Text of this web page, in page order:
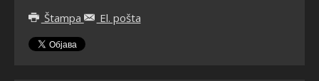
Štampa
El. pošta